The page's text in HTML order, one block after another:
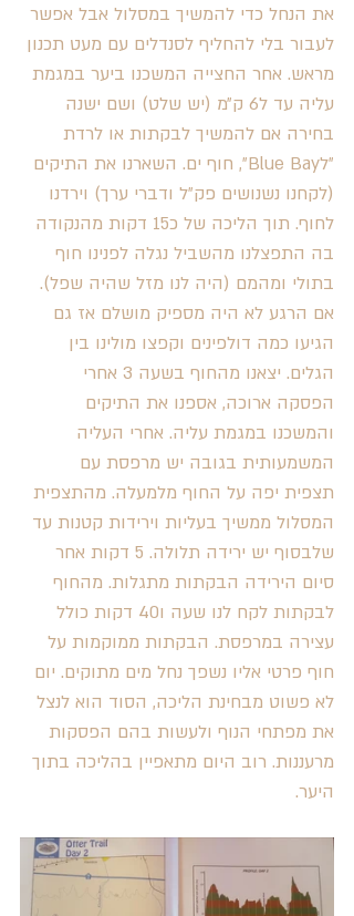
את הנחל כדי להמשיך במסלול אבל אפשר
לעבור בלי להחליף לסנדלים עם מעט תכנון
מראש. אחר החצייה המשכנו ביער במגמת
עליה עד ל6 ק״מ (יש שלט) ושם ישנה
בחירה אם להמשיך לבקתות או לרדת
״לBlue Bay״, חוף ים. השארנו את התיקים
(לקחנו נשנושים פק״ל ודברי ערך) וירדנו
לחוף. תוך הליכה של כ15 דקות מהנקודה
בה התפצלנו מהשביל נגלה לפנינו חוף
בתולי ומהמם (היה לנו מזל שהיה שפל).
אם הרגע לא היה מספיק מושלם אז גם
הגיעו כמה דולפינים וקפצו מולינו בין
הגלים. יצאנו מהחוף בשעה 3 אחרי
הפסקה ארוכה, אספנו את התיקים
והמשכנו במגמת עליה. אחרי העליה
המשמעותית בגובה יש מרפסת עם
תצפית יפה על החוף מלמעלה. מהתצפית
המסלול ממשיך בעליות וירידות קטנות עד
שלבסוף יש ירידה תלולה. 5 דקות אחר
סיום הירידה הבקתות מתגלות. מהחוף
לבקתות לקח לנו שעה ו40 דקות כולל
עצירה במרפסת. הבקתות ממוקמות על
חוף פרטי אליו נשפך נחל מים מתוקים. יום
לא פשוט מבחינת הליכה, הסוד הוא לנצל
את מפתחי הנוף ולעשות בהם הפסקות
מרעננות. רוב היום מתאפיין בהליכה בתוך
היער.